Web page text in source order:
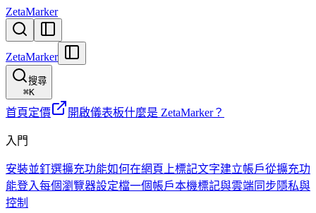
ZetaMarker
ZetaMarker
搜尋
⌘K
首頁定價 開啟儀表板什麼是 ZetaMarker？
入門
安裝並釘選擴充功能如何在網頁上標記文字建立帳戶從擴充功
能登入每個瀏覽器設定檔一個帳戶本機標記與雲端同步隱私與
控制